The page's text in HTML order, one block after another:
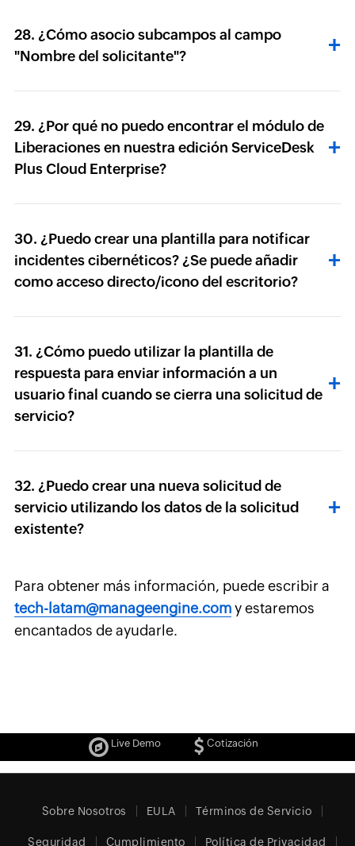
28. ¿Cómo asocio subcampos al campo
"Nombre del solicitante"?
29. ¿Por qué no puedo encontrar el módulo de
Liberaciones en nuestra edición ServiceDesk
Plus Cloud Enterprise?
30. ¿Puedo crear una plantilla para notificar
incidentes cibernéticos? ¿Se puede añadir
como acceso directo/icono del escritorio?
31. ¿Cómo puedo utilizar la plantilla de
respuesta para enviar información a un
usuario final cuando se cierra una solicitud de
servicio?
32. ¿Puedo crear una nueva solicitud de
servicio utilizando los datos de la solicitud
existente?
Para obtener más información, puede escribir a
tech-latam@manageengine.comy estaremos
encantados de ayudarle.
Live Demo Cotización
Sobre Nosotros EULA Términos de Servicio
Seguridad Cumplimiento Política de Privacidad